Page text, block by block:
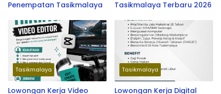
Penempatan Tasikmalaya
Tasikmalaya Terbaru 2026
Tasikmalaya
Lowongan Kerja Video
Tasikmalaya
Lowongan Kerja Digital